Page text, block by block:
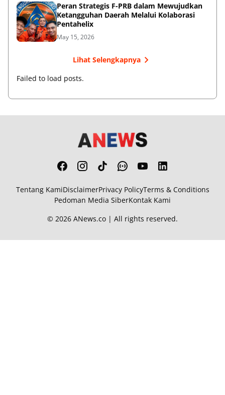
Peran Strategis F-PRB dalam Mewujudkan
Ketangguhan Daerah Melalui Kolaborasi
Pentahelix
May 15, 2026
Lihat Selengkapnya
Failed to load posts.
Tentang KamiDisclaimerPrivacy PolicyTerms & Conditions
Pedoman Media SiberKontak Kami
© 2026 ANews.co | All rights reserved.